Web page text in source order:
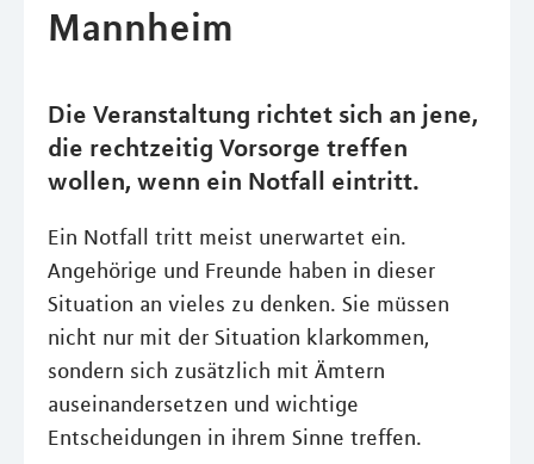
Mannheim
Die Veranstaltung richtet sich an jene,
die rechtzeitig Vorsorge treffen
wollen, wenn ein Notfall eintritt.
Ein Notfall tritt meist unerwartet ein.
Angehörige und Freunde haben in dieser
Situation an vieles zu denken. Sie müssen
nicht nur mit der Situation klarkommen,
sondern sich zusätzlich mit Ämtern
auseinandersetzen und wichtige
Entscheidungen in ihrem Sinne treffen.